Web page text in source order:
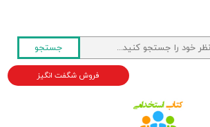
جستجو
فروش شگفت انگیز